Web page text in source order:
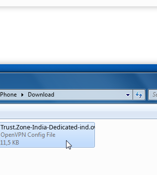
Trust.Zone-India-Dedicated-ind.ovpn